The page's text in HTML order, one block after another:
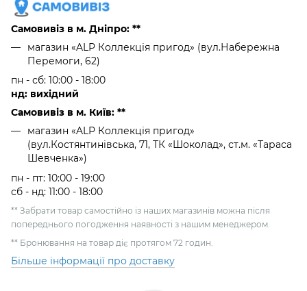
Самовивіз в м. Дніпро: **
магазин «ALP Коллекція пригод» (вул.Набережна
Перемоги, 62)
пн - сб: 10:00 - 18:00
нд: вихідний
Самовивіз в м. Київ: **
магазин «ALP Коллекція пригод»
(вул.Костянтинівська, 71, ТК «Шоколад», ст.м. «Тараса
Шевченка»)
пн - пт: 10:00 - 19:00
сб - нд: 11:00 - 18:00
** Забрати товар самостійно із наших магазинів можна після
попереднього погодження наявності з нашим менеджером.
** Бронювання на товар діє протягом 72 годин.
Більше інформації про доставку